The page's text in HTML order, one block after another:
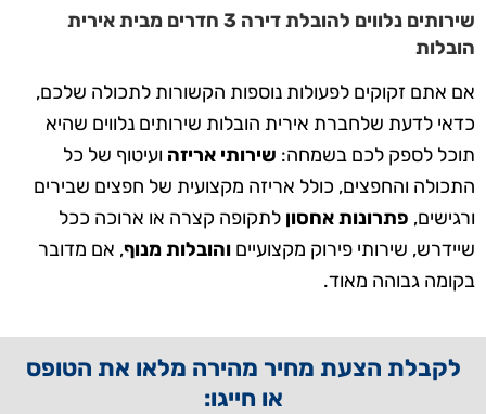
שירותים נלווים להובלת דירה 3 חדרים מבית אירית
הובלות
אם אתם זקוקים לפעולות נוספות הקשורות לתכולה שלכם,
כדאי לדעת שלחברת אירית הובלות שירותים נלווים שהיא
תוכל לספק לכם בשמחה: שירותי אריזה ועיטוף של כל
התכולה והחפצים, כולל אריזה מקצועית של חפצים שבירים
ורגישים, פתרונותאחסון לתקופה קצרה או ארוכה ככל
שיידרש, שירותי פירוק מקצועיים והובלות מנוף, אם מדובר
בקומה גבוהה מאוד.
לקבלת הצעת מחיר מהירה מלאו את הטופס
או חייגו: